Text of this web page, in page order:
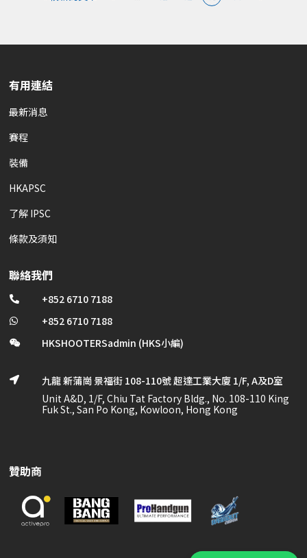
有用連結
最新消息
賽程
裝備
HKAPSC
了解 IPSC
條款及須知
聯絡我們
 +852 6710 7188
 +852 6710 7188
 HKSHOOTERSadmin (HKS小編)

九龍 新蒲崗 景福街 108-110號 超達工業大廈 1/F, A及D室
Unit A&D, 1/F, Chiu Tat Factory Bldg., No. 108-110 King
Fuk St., San Po Kong, Kowloon, Hong Kong
贊助商